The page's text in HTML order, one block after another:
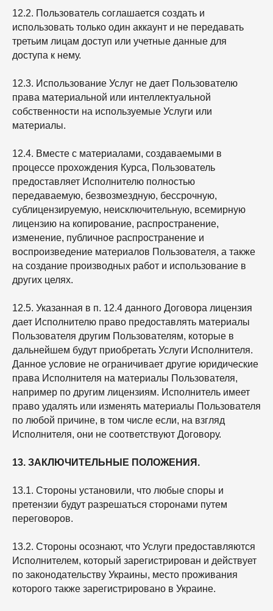
12.2. Пользователь соглашается создать и
использовать только один аккаунт и не передавать
третьим лицам доступ или учетные данные для
доступа к нему.
12.3. Использование Услуг не дает Пользователю
права материальной или интеллектуальной
собственности на используемые Услуги или
материалы.
12.4. Вместе с материалами, создаваемыми в
процессе прохождения Курса, Пользователь
предоставляет Исполнителю полностью
передаваемую, безвозмездную, бессрочную,
сублицензируемую, неисключительную, всемирную
лицензию на копирование, распространение,
изменение, публичное распространение и
воспроизведение материалов Пользователя, а также
на создание производных работ и использование в
других целях.
12.5. Указанная в п. 12.4 данного Договора лицензия
дает Исполнителю право предоставлять материалы
Пользователя другим Пользователям, которые в
дальнейшем будут приобретать Услуги Исполнителя.
Данное условие не ограничивает другие юридические
права Исполнителя на материалы Пользователя,
например по другим лицензиям. Исполнитель имеет
право удалять или изменять материалы Пользователя
по любой причине, в том числе если, на взгляд
Исполнителя, они не соответствуют Договору.
13. ЗАКЛЮЧИТЕЛЬНЫЕ ПОЛОЖЕНИЯ.
13.1. Стороны установили, что любые споры и
претензии будут разрешаться сторонами путем
переговоров.
13.2. Стороны осознают, что Услуги предоставляются
Исполнителем, который зарегистрирован и действует
по законодательству Украины, место проживания
которого также зарегистрировано в Украине.